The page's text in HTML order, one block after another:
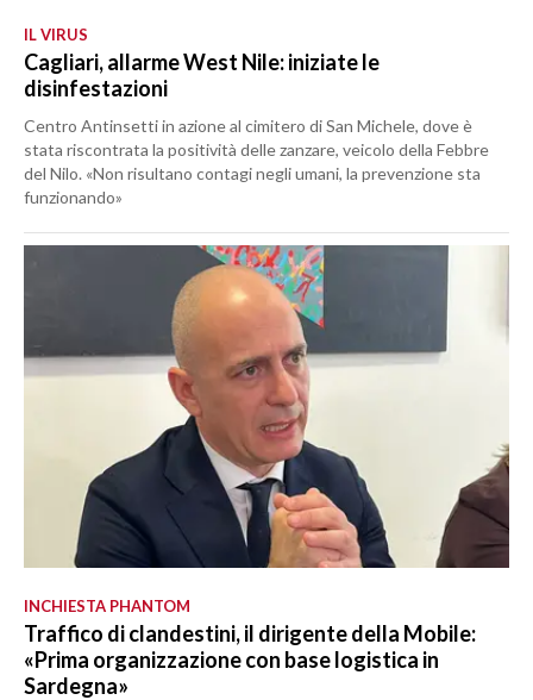
IL VIRUS
Cagliari, allarme West Nile: iniziate le
disinfestazioni
Centro Antinsetti in azione al cimitero di San Michele, dove è
stata riscontrata la positività delle zanzare, veicolo della Febbre
del Nilo. «Non risultano contagi negli umani, la prevenzione sta
funzionando»
INCHIESTA PHANTOM
Traffico di clandestini, il dirigente della Mobile:
«Prima organizzazione con base logistica in
Sardegna»